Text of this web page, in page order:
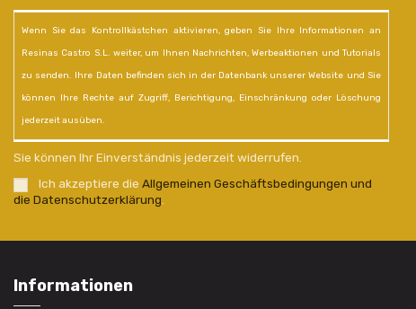
Wenn Sie das Kontrollkästchen aktivieren, geben Sie Ihre Informationen an
Resinas Castro S.L. weiter, um Ihnen Nachrichten, Werbeaktionen und Tutorials
zu senden. Ihre Daten befinden sich in der Datenbank unserer Website und Sie
können Ihre Rechte auf Zugriff, Berichtigung, Einschränkung oder Löschung
jederzeit ausüben.
Sie können Ihr Einverständnis jederzeit widerrufen.
Ich akzeptiere die Allgemeinen Geschäftsbedingungen und
die Datenschutzerklärung
Informationen